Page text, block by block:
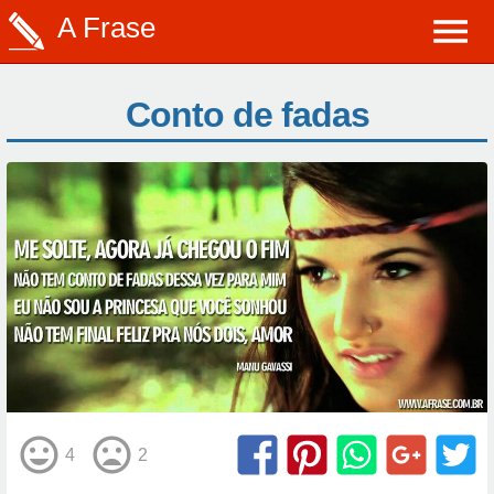
A Frase
Conto de fadas
4 2